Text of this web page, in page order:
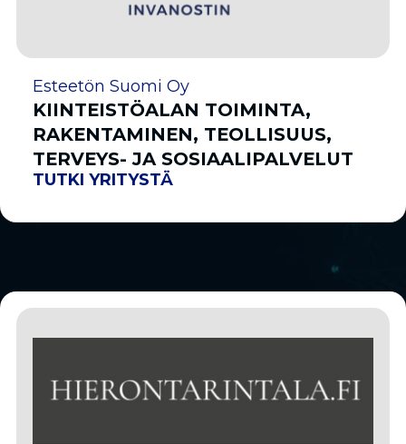
Esteetön Suomi Oy
KIINTEISTÖALAN TOIMINTA,
RAKENTAMINEN, TEOLLISUUS,
TERVEYS- JA SOSIAALIPALVELUT
TUTKI YRITYSTÄ